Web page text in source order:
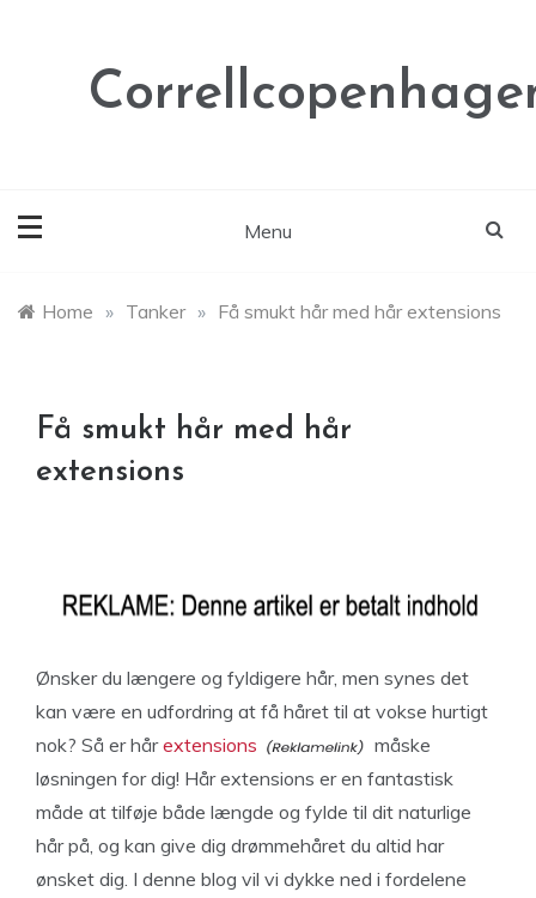
Menu
Home » Tanker » Få smukt hår med hår extensions
Få smukt hår med hår
extensions
Ønsker du længere og fyldigere hår, men synes det
kan være en udfordring at få håret til at vokse hurtigt
nok? Så er hårextensions
måske
løsningen for dig! Hår extensions er en fantastisk
måde at tilføje både længde og fylde til dit naturlige
hår på, og kan give dig drømmehåret du altid har
ønsket dig. I denne blog vil vi dykke ned i fordelene